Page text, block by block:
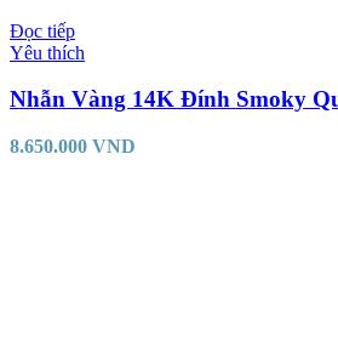
Đọc tiếp
Yêu thích
Nhẫn Vàng 14K Đính Smoky
8.650.000 VND